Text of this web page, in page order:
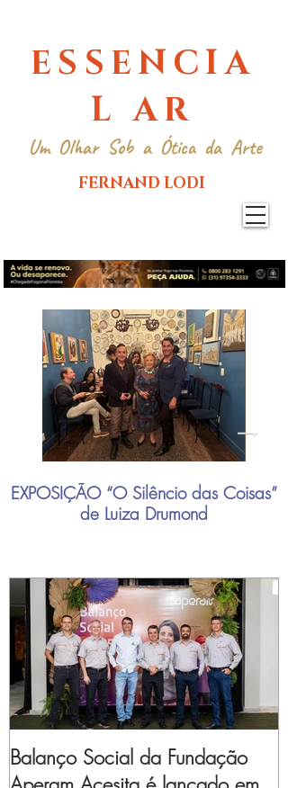
ESSENCIA
L AR
Um Olhar Sob a Ótica da Arte
FERNAND LODI
EXPOSIÇÃO “O Silêncio das Coisas”
de Luiza Drumond
Balanço Social da Fundação